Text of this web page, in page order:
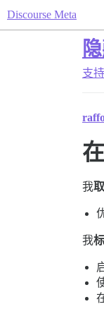
Discourse Meta
支持
我
我